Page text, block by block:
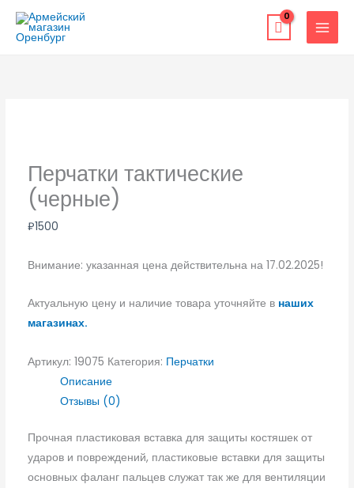
Перейти
содержимому
Перчатки тактические
(черные)
₽1500
Внимание: указанная цена действительна на 17.02.2025!
Актуальную цену и наличие товара уточняйте в наших
магазинах.
Артикул: 19075 Категория: Перчатки
Описание
Отзывы (0)
Прочная пластиковая вставка для защиты костяшек от
ударов и повреждений, пластиковые вставки для защиты
основных фаланг пальцев служат так же для вентиляции